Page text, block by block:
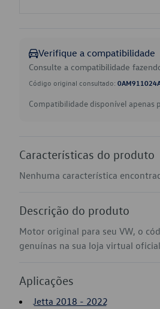
Verifique a compatibilidade
Consulte a compatibilidade
Código original consultado:
Compatibilidade disponível apenas
Características do produto
Nenhuma característica
Descrição do produto
Motor original para seu VW, o
genuínas na sua loja virtual
Aplicações
Jetta 2018 - 2022